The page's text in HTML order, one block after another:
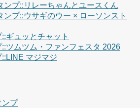
ンプ::リレーちゃんとユースくん
ンプ::ウサギのウー × ローソンスト
ギュッとチャット
ツムツム・ファンフェスタ 2026
マジマジ
ンプ